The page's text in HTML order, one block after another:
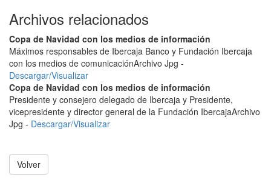
Archivos relacionados
Copa de Navidad con los medios de información
Máximos responsables de Ibercaja Banco y Fundación Ibercaja
con los medios de comunicaciónArchivo Jpg -
Descargar/Visualizar
Copa de Navidad con los medios de información
Presidente y consejero delegado de Ibercaja y Presidente,
vicepresidente y director general de la Fundación IbercajaArchivo
Jpg - Descargar/Visualizar
Volver